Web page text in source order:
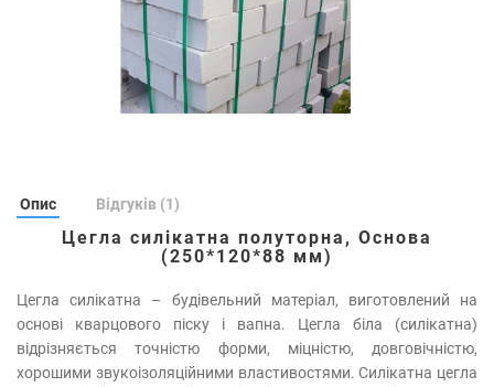
Опис Відгуків (1)
Цегла силікатна полуторна, Основа
(250*120*88 мм)
Цегла силікатна – будівельний матеріал, виготовлений на
основі кварцового піску і вапна. Цегла біла (силікатна)
відрізняється точністю форми, міцністю, довговічністю,
хорошими звукоізоляційними властивостями. Силікатна цегла